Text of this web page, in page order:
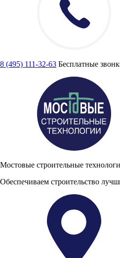
8 (495) 111-32-63 Бесплатные
Мостовые строительные
Обеспечиваем строительство